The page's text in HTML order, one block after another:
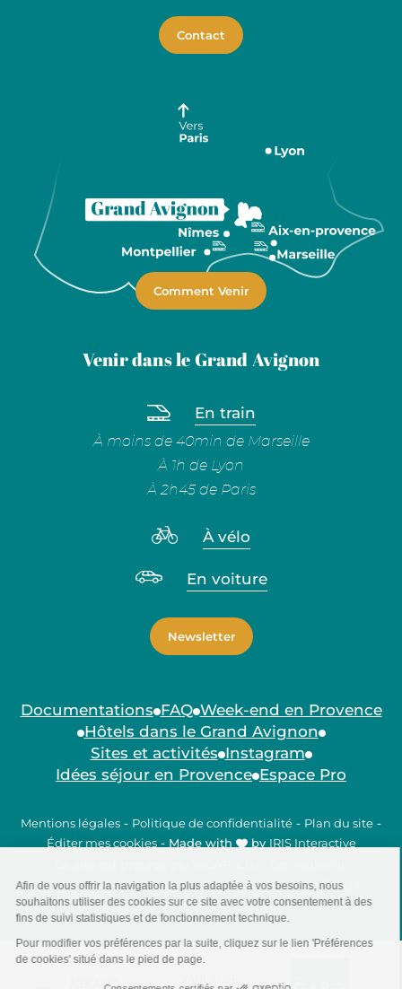
Contact
Comment Venir
Venir dans le Grand Avignon
En train
À moins de 40min de Marseille
À 1h de Lyon
À 2h45 de Paris
À vélo
En voiture
Newsletter
Documentations FAQ Week-end en Provence
Hôtels dans le Grand Avignon
Sites et activités Instagram
Idées séjour en Provence Espace Pro
Mentions légales - Politique de confidentialité - Plan du site -
Éditer mes cookies - Made with by IRIS Interactive
confidentialitéet lesconditions d'utilisationde Google
s'appliquent.